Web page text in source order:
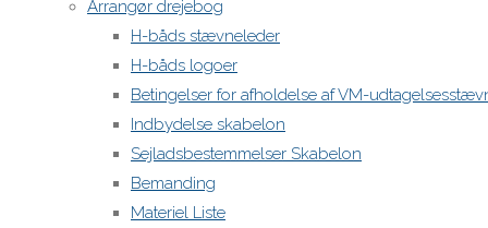
Arrangør drejebog
H-båds stævneleder
H-båds logoer
Betingelser for afholdelse af VM-
Indbydelse skabelon
Sejladsbestemmelser Skabelon
Bemanding
Materiel Liste